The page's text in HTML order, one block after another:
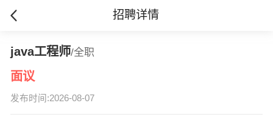
招聘详情
java工程师/全职
面议
发布时间:2026-08-07